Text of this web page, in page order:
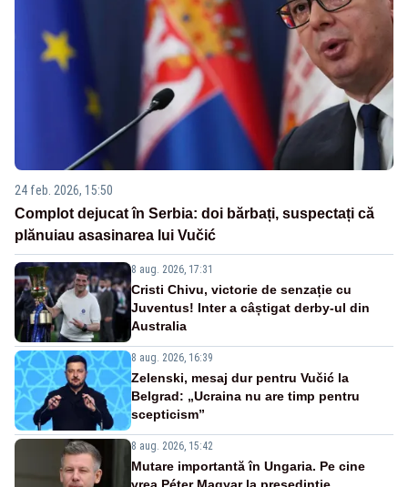
24 feb. 2026, 15:50
Complot dejucat în Serbia: doi bărbați, suspectați că
plănuiau asasinarea lui Vučić
8 aug. 2026, 17:31
Cristi Chivu, victorie de senzație cu
Juventus! Inter a câștigat derby-ul din
Australia
8 aug. 2026, 16:39
Zelenski, mesaj dur pentru Vučić la
Belgrad: „Ucraina nu are timp pentru
scepticism”
8 aug. 2026, 15:42
Mutare importantă în Ungaria. Pe cine
vrea Péter Magyar la președinție